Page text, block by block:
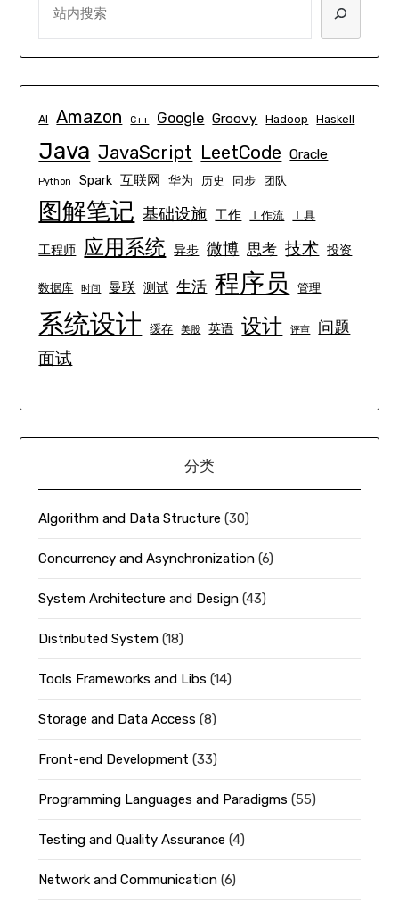
AI Amazon C++ Google Groovy Hadoop Haskell
Java JavaScript LeetCode Oracle
Python Spark 互联网 华为 历史 同步 团队
图解笔记 基础设施 工作 工作流 工具
工程师 应用系统 异步 微博 思考 技术 投资
数据库 时间 曼联 测试 生活 程序员 管理
系统设计 缓存 美股 英语 设计 评审 问题
面试
分类
Algorithm and Data Structure (30)
Concurrency and Asynchronization (6)
System Architecture and Design (43)
Distributed System (18)
Tools Frameworks and Libs (14)
Storage and Data Access (8)
Front-end Development (33)
Programming Languages and Paradigms (55)
Testing and Quality Assurance (4)
Network and Communication (6)